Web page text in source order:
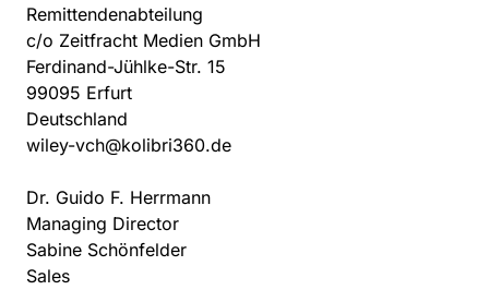
Remittendenabteilung
c/o Zeitfracht Medien GmbH
Ferdinand-Jühlke-Str. 15
99095 Erfurt
Deutschland
wiley-vch@kolibri360.de
Dr. Guido F. Herrmann
Managing Director
Sabine Schönfelder
Sales